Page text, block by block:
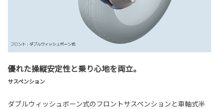
優れた操縦安定性と乗り心地を両立。
サスペンション
ダブルウィッシュボーン式のフロントサスペンションと車軸式半